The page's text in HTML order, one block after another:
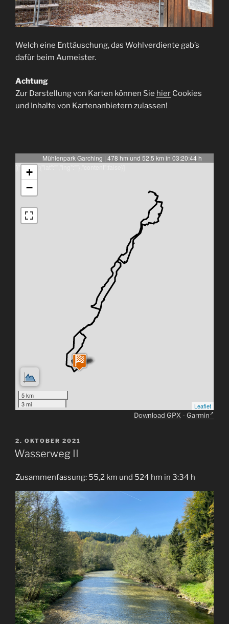
Welch eine Enttäuschung, das Wohlverdiente gab’s
dafür beim Aumeister.
Achtung
Zur Darstellung von Karten können Sie hier Cookies
und Inhalte von Kartenanbietern zulassen!
Mühlenpark Garching | 478 hm und 52.5 km in 03:20:44 h
[{"latlng":{"lat":"","lng":""},"content":false}]
+
−
5 km
3 mi
Leaflet
Download GPX - Garmin
VERÖFFENTLICHT
AM
2. OKTOBER 2021
Wasserweg II
Zusammenfassung: 55,2 km und 524 hm in 3:34 h